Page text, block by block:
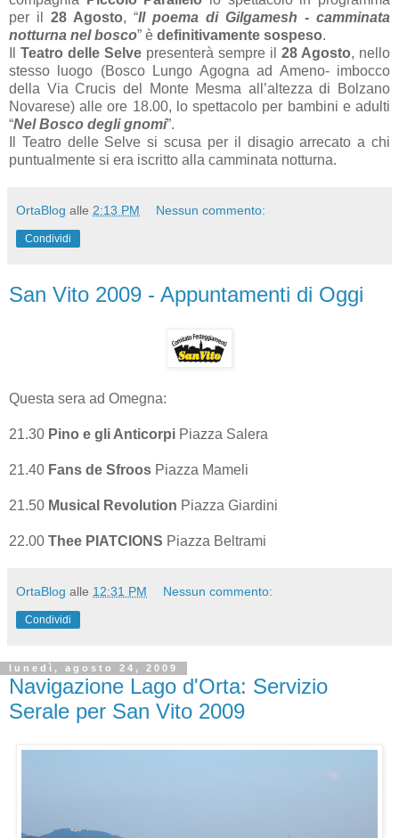
per il 28 Agosto, “Il poema di Gilgamesh - camminata
notturna nel bosco” è definitivamente sospeso.
Teatro delle Selve presenterà sempre il 28 Agosto, nello
stesso luogo (Bosco Lungo Agogna ad Ameno- imbocco
della Via Crucis del Monte Mesma all’altezza di Bolzano
Novarese) alle ore 18.00, lo spettacolo per bambini e adulti
“Nel Bosco degli gnomi”.
Il Teatro delle Selve si scusa per il disagio arrecato a chi
puntualmente si era iscritto alla camminata notturna.
OrtaBlog alle 2:13 PM Nessun commento:
Condividi
San Vito 2009 - Appuntamenti di Oggi
Questa sera ad Omegna:
21.30 Pino e gli Anticorpi Piazza Salera
21.40 Fans de Sfroos Piazza Mameli
21.50 Musical Revolution Piazza Giardini
22.00 Thee PIATCIONS Piazza Beltrami
OrtaBlog alle 12:31 PM Nessun commento:
Condividi
lunedì, agosto 24, 2009
Navigazione Lago d'Orta: Servizio
Serale per San Vito 2009